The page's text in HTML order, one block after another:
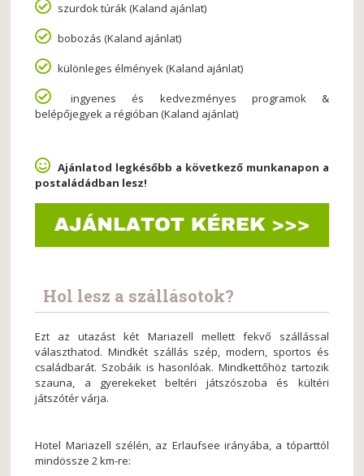
szurdok túrák (Kaland ajánlat)
bobozás (Kaland ajánlat)
különleges élmények (Kaland ajánlat)
ingyenes és kedvezményes programok &
belépőjegyek a régióban (Kaland ajánlat)
Ajánlatod legkésőbb a következő munkanapon a
postaládádban lesz!
Hol lesz a szállásotok?
Ezt az utazást két Mariazell mellett fekvő szállással
választhatod. Mindkét szállás szép, modern, sportos és
családbarát. Szobáik is hasonlóak. Mindkettőhöz tartozik
szauna, a gyerekeket beltéri játszószoba és kültéri
játszótér várja.
Hotel Mariazell szélén, az Erlaufsee irányába, a tóparttól
mindössze 2 km-re: